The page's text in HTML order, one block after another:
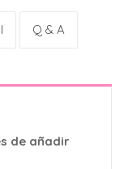
Q & A
de añadir